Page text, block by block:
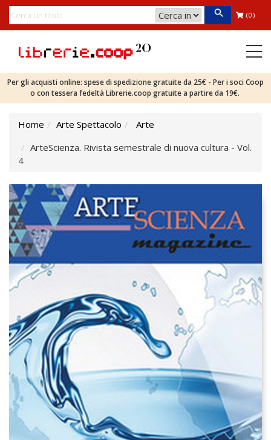
(0)
Per gli acquisti online: spese di spedizione gratuite da 25€ - Per i soci Coop
o con tessera fedeltà Librerie.coop gratuite a partire da 19€.
Home Arte Spettacolo
Arte
ArteScienza. Rivista semestrale di nuova cultura - Vol.
4